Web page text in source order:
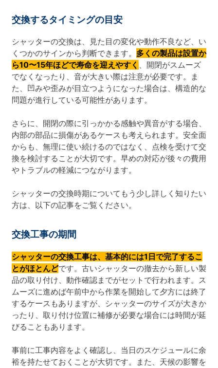
交換するタイミングの目安
シャッターの交換は、見た目の変化や動作不良など、い
くつかのサインから判断できます。 多くの製品は設置か
ら10〜15年ほどで寿命を迎えやすく 、開閉がスムーズ
でなくなったり、音が大きい際は注意が必要です。ま
た、凹みや歪みが目立つようになった場合は、構造的な
問題が進行している可能性があります。
さらに、開閉の際に引っかかる感触や異音がする場合、
内部の部品に損傷があるケースも考えられます。安全面
からも、無理に使い続けるのではなく、点検を受けて交
換を検討することが大切です。早めの対応が後々の費用
やトラブルの軽減につながります。
シャッターの交換時期についてもう少し詳しく知りたい
方は、以下の記事をご覧ください。
交換工事の期間
シャッターの交換工事は、基本的には1日で完了するこ
とがほとんどです。古いシャッターの撤去から新しい製
品の取り付け、動作確認までがセットで行われます。ス
ムーズに進めば午前中から作業を開始して夕方には終了
するケースもありますが、シャッターのサイズが大きか
ったり、取り付け位置に補修が必要な場合には時間が延
びることもあります。
事前に工事内容をよく確認し、当日のスケジュールに余
裕を持たせておくことが大切です。また、天候の影響を